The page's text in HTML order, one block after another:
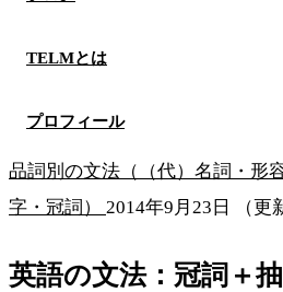
TELMとは
プロフィール
品詞別の文法（（代）名詞・形
字・冠詞） 2014年9月23日 （更
英語の文法：冠詞＋